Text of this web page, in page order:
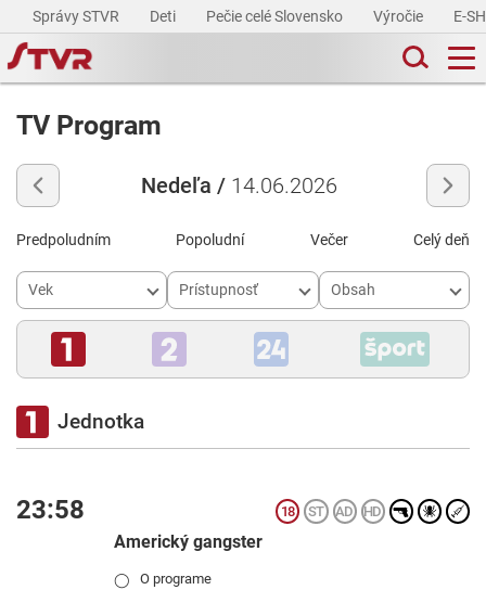
Správy STVR Deti Pečie celé Slovensko Výročie E-
TV Program
Nedeľa / 14.06.2026
Predpoludním Popoludní Večer Celý deň
Vek Prístupnosť Obsah
Jednotka
23:58
Americký gangster
◯ O programe